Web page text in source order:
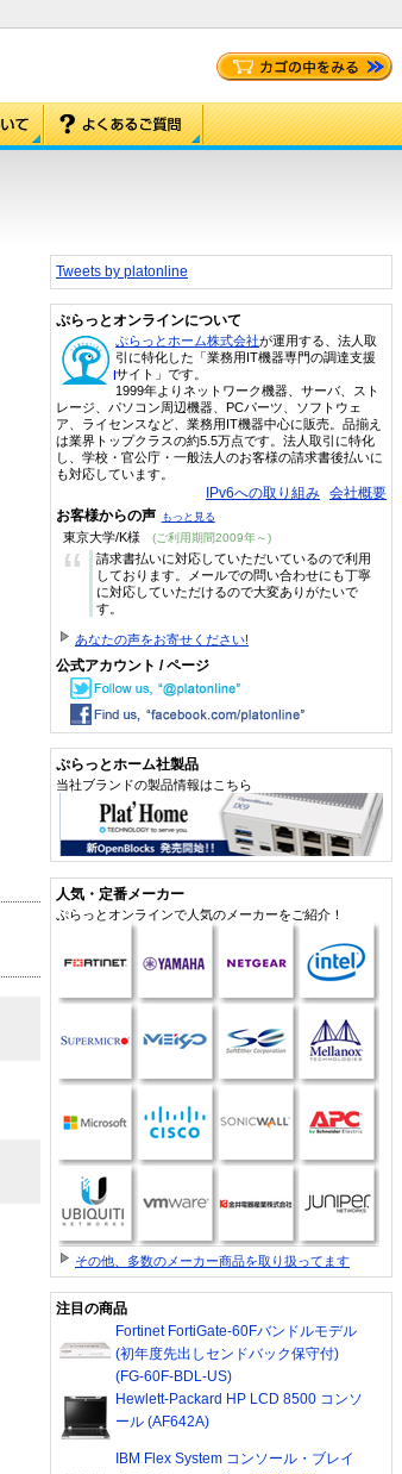
Tweets by platonline
ぷらっとオンラインについて
ぷらっとホーム株式会社が運用する、法人取
引に特化した「業務用IT機器専門の調達支援
サイト」です。
1999年よりネットワーク機器、サーバ、スト
レージ、パソコン周辺機器、PCパーツ、ソフトウェ
ア、ライセンスなど、業務用IT機器中心に販売。品揃え
は業界トップクラスの約5.5万点です。法人取引に特化
し、学校・官公庁・一般法人のお客様の請求書後払いに
も対応しています。
IPv6への取り組み 会社概要
お客様からの声 もっと見る
東京大学/K様 (ご利用期間2009年～)
“
請求書払いに対応していただいているので利用
しております。メールでの問い合わせにも丁寧
に対応していただけるので大変ありがたいで
す。
あなたの声をお寄せください!
公式アカウント / ページ
ぷらっとホーム社製品
当社ブランドの製品情報はこちら
人気・定番メーカー
ぷらっとオンラインで人気のメーカーをご紹介！
その他、多数のメーカー商品を取り扱ってます
注目の商品
Fortinet FortiGate-60Fバンドルモデル
(初年度先出しセンドバック保守付)
(FG-60F-BDL-US)
Hewlett-Packard HP LCD 8500 コンソ
ール (AF642A)
IBM Flex System コンソール・ブレイ